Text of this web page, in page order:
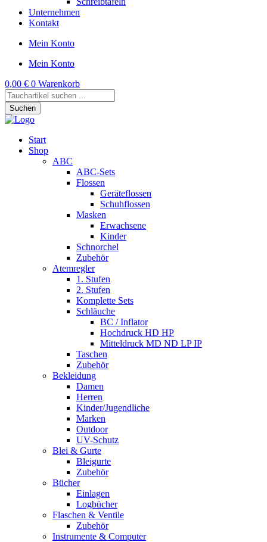
Unternehmen
Kontakt
Mein Konto
Mein Konto
0,00 € 0 Warenkorb
Products
search
Suchen
Start
Shop
ABC
ABC-Sets
Flossen
Geräteflossen
Schuhflossen
Masken
Erwachsene
Kinder
Schnorchel
Zubehör
Atemregler
1. Stufen
2. Stufen
Komplette Sets
Schläuche
BC / Inflator
Hochdruck HD HP
Mitteldruck MD ND LP IP
Taschen
Zubehör
Bekleidung
Damen
Herren
Kinder/Jugendliche
Marken
Outdoor
UV-Schutz
Blei & Gurte
Bleigurte
Zubehör
Bücher
Einlagen
Logbücher
Flaschen & Ventile
Zubehör
Instrumente & Computer